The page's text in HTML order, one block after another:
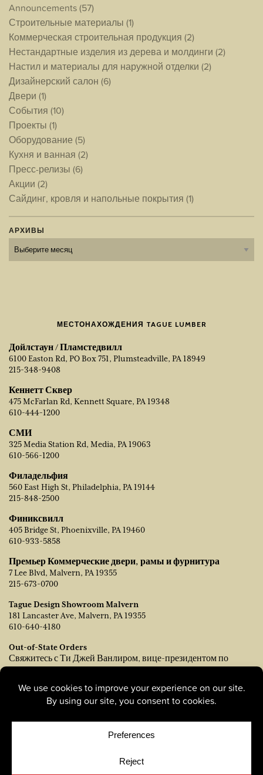
Announcements(57)
Строительные материалы (1)
Коммерческая строительная продукция (2)
Нестандартные изделия из дерева и молдинги (2)
Настил и материалы для наружной отделки (2)
Дизайнерский салон (6)
Двери (1)
События (10)
Проекты (1)
Оборудование (5)
Кухня и ванная (2)
Пресс-релизы (6)
Акции (2)
Сайдинг, кровля и напольные покрытия (1)
АРХИВЫ
Архивы
МЕСТОНАХОЖДЕНИЯ TAGUE LUMBER
Дойлстаун / Пламстедвилл
6100 Easton Rd, PO Box 751, Plumsteadville, PA 18949
215-348-9408
Кеннетт Сквер
475 McFarlan Rd, Kennett Square, PA 19348
610-444-1200
СМИ
325 Media Station Rd, Media, PA 19063
610-566-1200
Филадельфия
560 East High St, Philadelphia, PA 19144
215-848-2500
Финиксвилл
405 Bridge St, Phoenixville, PA 19460
610-933-5858
Премьер Коммерческие двери, рамы и фурнитура
7 Lee Blvd, Malvern, PA 19355
215-673-0700
Tague Design Showroom Malvern
181 Lancaster Ave, Malvern, PA 19355
610-640-4180
Out-of-State Orders
Свяжитесь с Ти Джей Ванлиром, вице-президентом по
продажам:
215-778-6463
© Copyright 2026, Tague Lumber. |
Yellow House Design